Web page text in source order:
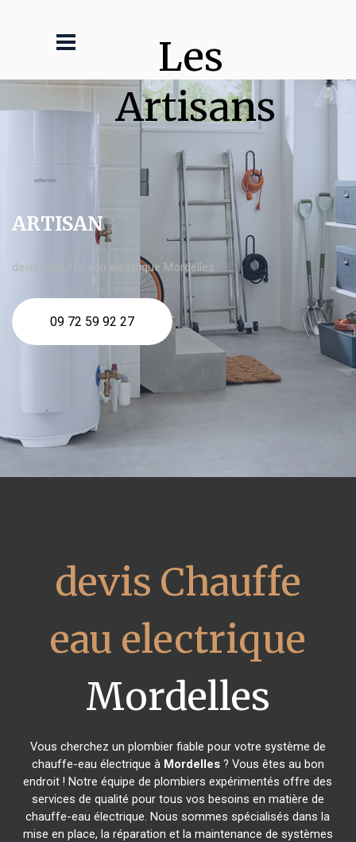
Les
Artisans
ARTISAN
devis Chauffe eau electrique Mordelles
09 72 59 92 27
devis Chauffe
eau electrique
Mordelles
Vous cherchez un plombier fiable pour votre système de
chauffe-eau électrique à Mordelles? Vous êtes au bon
endroit ! Notre équipe de plombiers expérimentés offre des
services de qualité pour tous vos besoins en matière de
chauffe-eau électrique. Nous sommes spécialisés dans la
mise en place, la réparation et la maintenance de systèmes